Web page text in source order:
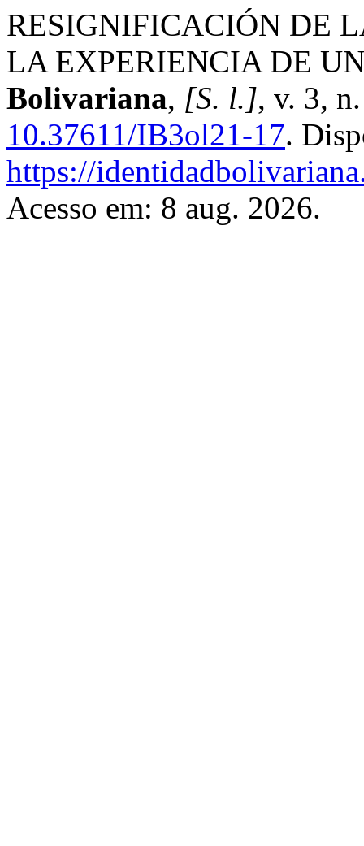
RESIGNIFICACIÓN DE
LA EXPERIENCIA DE
Bolivariana, [S. l.], v. 3,
10.37611/IB3ol21-17.
https://
Acesso em: 8 aug. 2026.